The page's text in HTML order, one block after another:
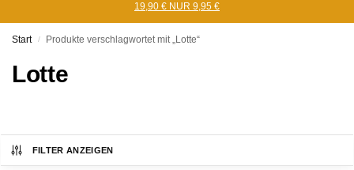
19,90 € NUR 9,95 €
Start / Produkte verschlagwortet mit „Lotte“
Lotte
FILTER ANZEIGEN